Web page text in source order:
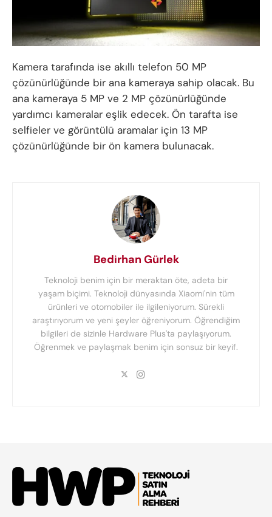
Kamera tarafında ise akıllı telefon 50 MP
çözünürlüğünde bir ana kameraya sahip olacak. Bu
ana kameraya 5 MP ve 2 MP çözünürlüğünde
yardımcı kameralar eşlik edecek. Ön tarafta ise
selfieler ve görüntülü aramalar için 13 MP
çözünürlüğünde bir ön kamera bulunacak.
Bedirhan Gürlek
Teknoloji benim için bir meraktan öte, adeta bir
yaşam biçimi. Teknoloji dünyasında Xiaomi'nin tüm
ürünleri ve otomobiler ile ilgileniyorum. Sürekli
araştırıyorum ve yeni şeyler öğreniyorum. Öğrendiğim
bilgileri de sizinle Hardware Plus'ta paylaşıyorum.
Öğrenmek ve paylaşmak benim için sonsuz bir keyif.